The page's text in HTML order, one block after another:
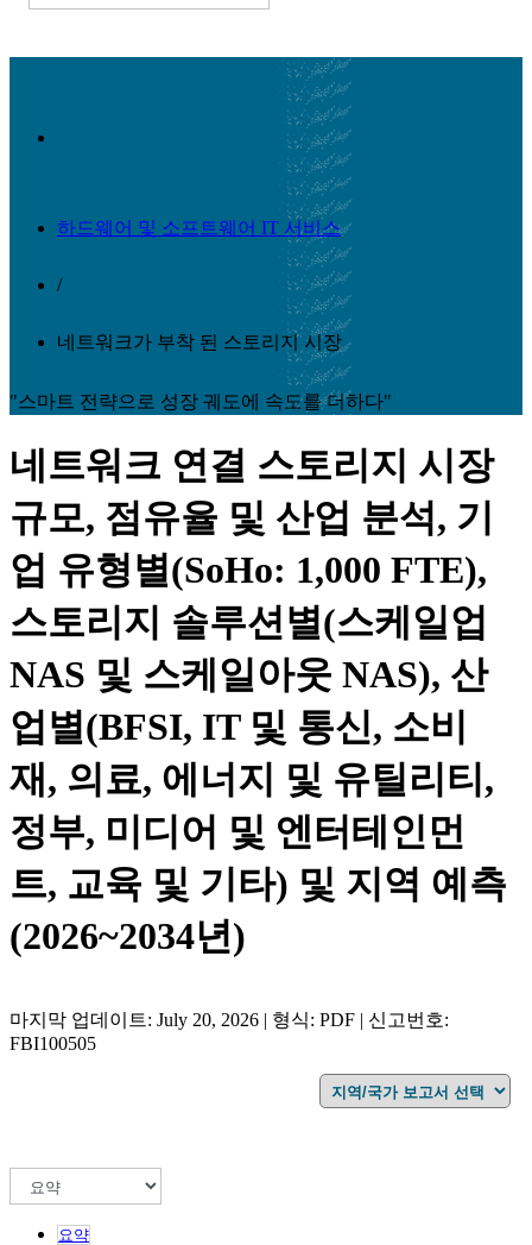
하드웨어 및 소프트웨어 IT 서비스
/
네트워크가 부착 된 스토리지 시장
"스마트 전략으로 성장 궤도에 속도를 더하다"
네트워크 연결 스토리지 시장
규모, 점유율 및 산업 분석, 기
업 유형별(SoHo: 1,000 FTE),
스토리지 솔루션별(스케일업
NAS 및 스케일아웃 NAS), 산
업별(BFSI, IT 및 통신, 소비
재, 의료, 에너지 및 유틸리티,
정부, 미디어 및 엔터테인먼
트, 교육 및 기타) 및 지역 예측
(2026~2034년)
마지막 업데이트: July 20, 2026 | 형식: PDF | 신고번호:
FBI100505
요약